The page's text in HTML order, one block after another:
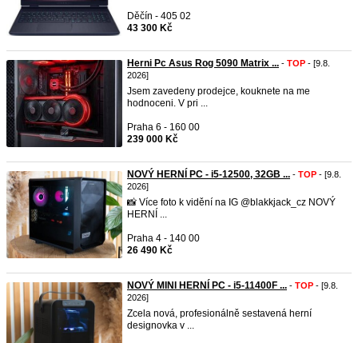
Děčín - 405 02
43 300 Kč
Herni Pc Asus Rog 5090 Matrix ... - TOP - [9.8.
2026]
Jsem zavedeny prodejce, kouknete na me
hodnoceni. V pri ...
Praha 6 - 160 00
239 000 Kč
NOVÝ HERNÍ PC - i5-12500, 32GB ... - TOP - [9.8.
2026]
📸 Více foto k vidění na IG @blakkjack_cz NOVÝ
HERNÍ ...
Praha 4 - 140 00
26 490 Kč
NOVÝ MINI HERNÍ PC - i5-11400F ... - TOP - [9.8.
2026]
Zcela nová, profesionálně sestavená herní
designovka v ...